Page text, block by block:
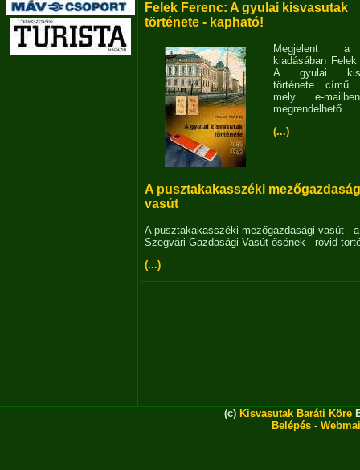
Felek Ferenc: A gyulai kisvasutak
története - kapható!
Megjelent
kiadásában
A gyulai
története című
mely e-
megrendelhető.
(...)
A pusztakakasszéki
vasút
A pusztakakasszéki mezőgazdasági vasút - a
Szegvári Gazdasági Vasút ősének - rövid
(...)
(c) Kisvasutak Baráti Köre
Belépés -